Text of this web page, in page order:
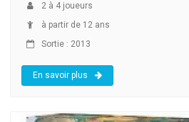
2 à 4 joueurs
à partir de 12 ans
Sortie : 2013
En savoir plus